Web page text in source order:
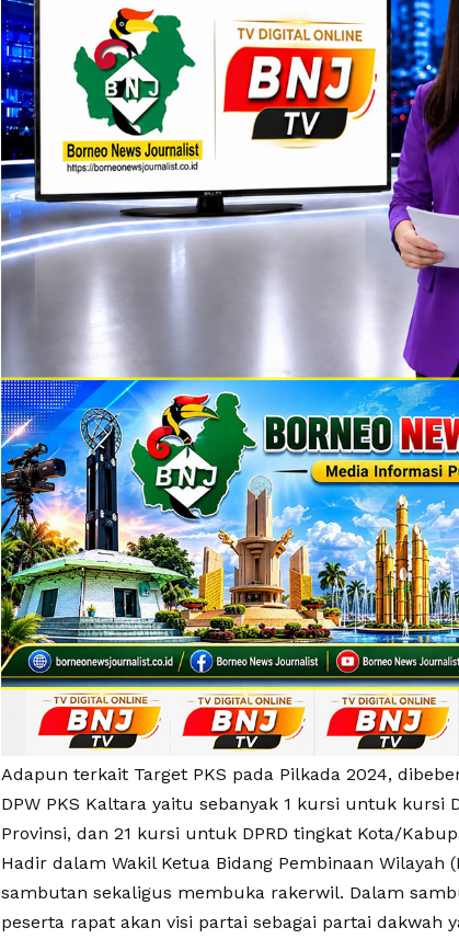
Adapun terkait Target PKS pada Pilkada 2024,
DPW PKS Kaltara yaitu sebanyak 1 kursi untuk kursi
Provinsi, dan 21 kursi untuk DPRD tingkat Kota/
Hadir dalam Wakil Ketua Bidang Pembinaan Wilayah
sambutan sekaligus membuka rakerwil. Dalam
peserta rapat akan visi partai sebagai partai dakwah